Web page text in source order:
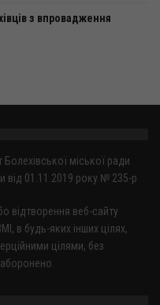
з впровадження
міської ради
від 01.11.2019 року № 235-р
відтворення веб-сайту
в будь-яких інших цілях,
цілями, без